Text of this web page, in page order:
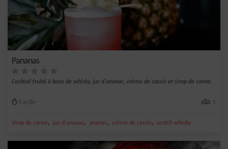
Pananas
Cocktail fruité à base de whisky, jus d'ananas, crème de cassis et sirop de canne.
Facile 1
sirop de canne, jus d'ananas, ananas, crème de cassis, scotch whisky